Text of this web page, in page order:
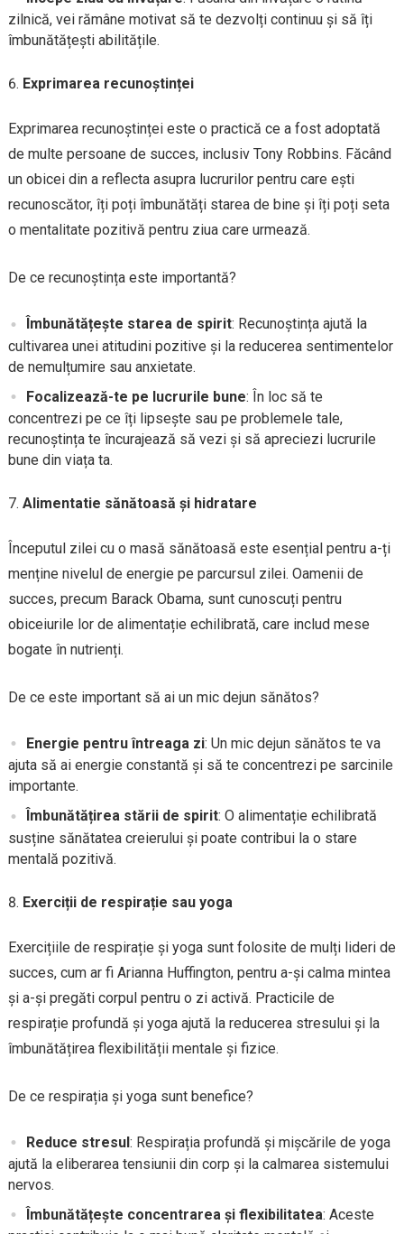
zilnică, vei rămâne motivat să te dezvolți continuu și să îți
îmbunătățești abilitățile.
Exprimarea recunoștinței
Exprimarea recunoștinței este o practică ce a fost adoptată
de multe persoane de succes, inclusiv Tony Robbins. Făcând
un obicei din a reflecta asupra lucrurilor pentru care ești
recunoscător, îți poți îmbunătăți starea de bine și îți poți seta
o mentalitate pozitivă pentru ziua care urmează.
De ce recunoștința este importantă?
Îmbunătățește starea de spirit: Recunoștința ajută la
cultivarea unei atitudini pozitive și la reducerea sentimentelor
de nemulțumire sau anxietate.
Focalizează-te pe lucrurile bune: În loc să te
concentrezi pe ce îți lipsește sau pe problemele tale,
recunoștința te încurajează să vezi și să apreciezi lucrurile
bune din viața ta.
Alimentatie sănătoasă și hidratare
Începutul zilei cu o masă sănătoasă este esențial pentru a-ți
menține nivelul de energie pe parcursul zilei. Oamenii de
succes, precum Barack Obama, sunt cunoscuți pentru
obiceiurile lor de alimentație echilibrată, care includ mese
bogate în nutrienți.
De ce este important să ai un mic dejun sănătos?
Energie pentru întreaga zi: Un mic dejun sănătos te va
ajuta să ai energie constantă și să te concentrezi pe sarcinile
importante.
Îmbunătățirea stării de spirit: O alimentație echilibrată
susține sănătatea creierului și poate contribui la o stare
mentală pozitivă.
Exerciții de respirație sau yoga
Exercițiile de respirație și yoga sunt folosite de mulți lideri de
succes, cum ar fi Arianna Huffington, pentru a-și calma mintea
și a-și pregăti corpul pentru o zi activă. Practicile de
respirație profundă și yoga ajută la reducerea stresului și la
îmbunătățirea flexibilității mentale și fizice.
De ce respirația și yoga sunt benefice?
Reduce stresul: Respirația profundă și mișcările de yoga
ajută la eliberarea tensiunii din corp și la calmarea sistemului
nervos.
Îmbunătățește concentrarea și flexibilitatea: Aceste